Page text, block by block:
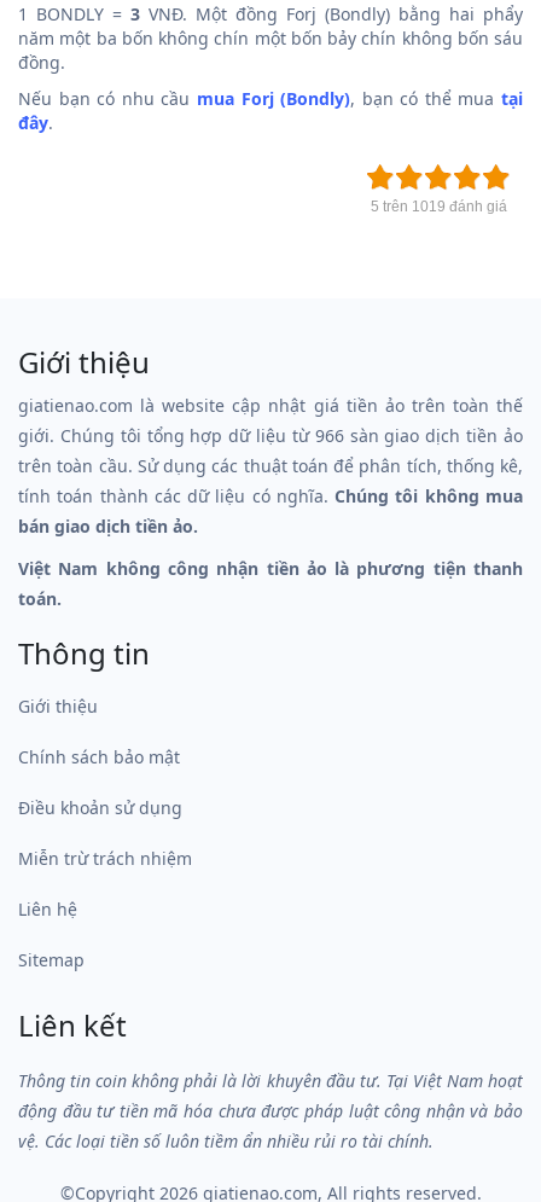
1 BONDLY = 3 VNĐ. Một đồng Forj (Bondly) bằng hai phẩy
năm một ba bốn không chín một bốn bảy chín không bốn sáu
đồng.
Nếu bạn có nhu cầu mua Forj (Bondly), bạn có thể muatại
đây.
5 trên 1019 đánh giá
Giới thiệu
giatienao.com là website cập nhật giá tiền ảo trên toàn thế
giới. Chúng tôi tổng hợp dữ liệu từ 966 sàn giao dịch tiền ảo
trên toàn cầu. Sử dụng các thuật toán để phân tích, thống kê,
tính toán thành các dữ liệu có nghĩa.Chúng tôi không mua
bán giao dịch tiền ảo.
Việt Nam không công nhận tiền ảo là phương tiện thanh
toán.
Thông tin
Giới thiệu
Chính sách bảo mật
Điều khoản sử dụng
Miễn trừ trách nhiệm
Liên hệ
Sitemap
Liên kết
Thông tin coin không phải là lời khuyên đầu tư. Tại Việt Nam hoạt
động đầu tư tiền mã hóa chưa được pháp luật công nhận và bảo
vệ. Các loại tiền số luôn tiềm ẩn nhiều rủi ro tài chính.
©Copyright 2026 giatienao.com, All rights reserved.